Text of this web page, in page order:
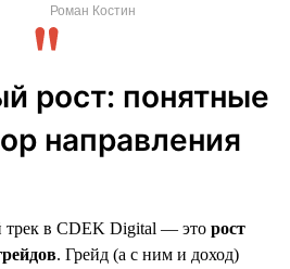
Роман Костин
рост: понятные
направления
трек в CDEK Digital — это рост
. Грейд (а с ним и доход)